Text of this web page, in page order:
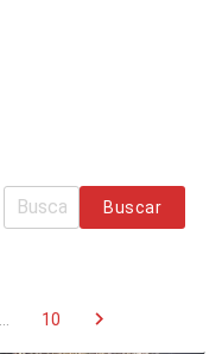
Buscar
10 chevron_right